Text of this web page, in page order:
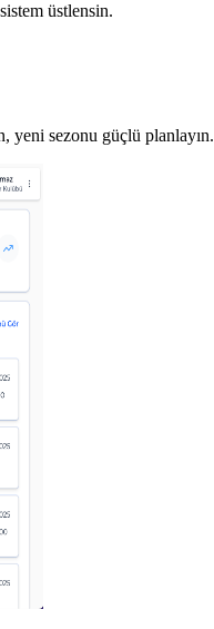
üstlensin.
yeni sezonu güçlü planlayın.